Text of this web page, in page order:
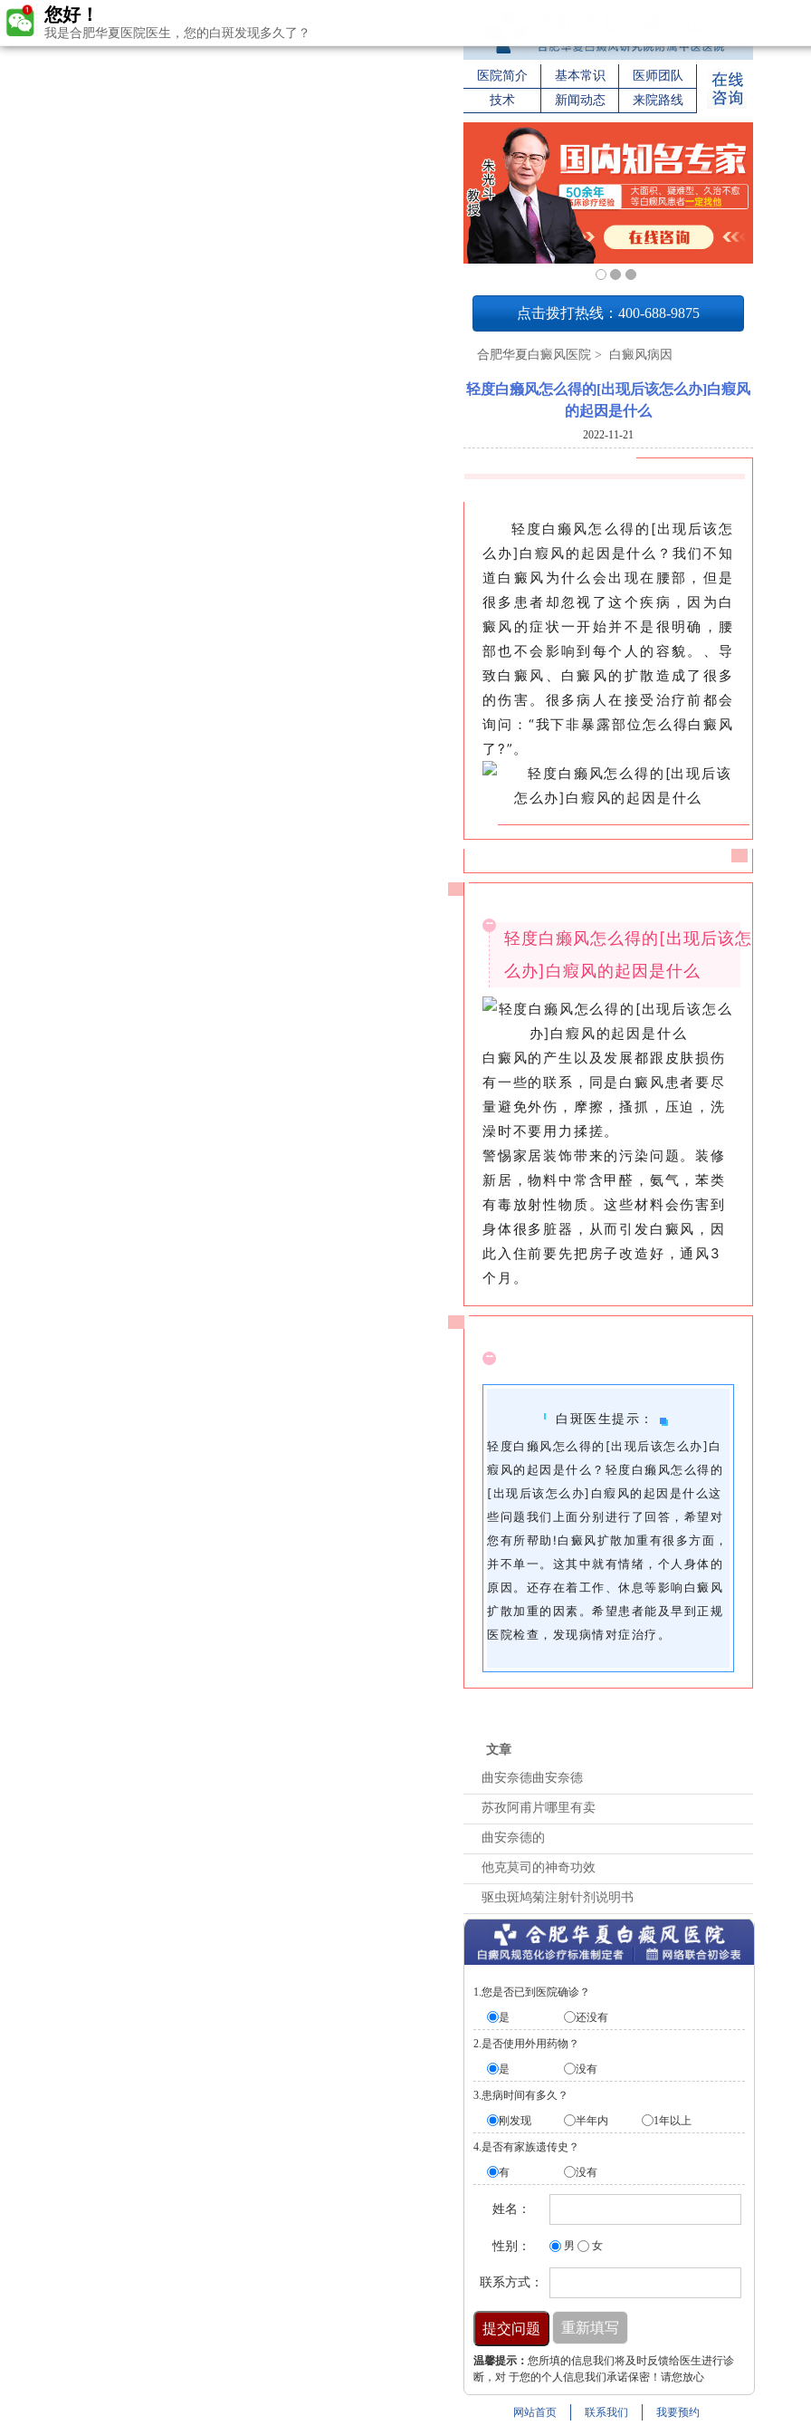
医院简介 基本常识
医师团队
技术
新闻动态 来院路线
点击拨打热线：400-688-9875
合肥华夏白癜风医院 > 白癜风病因
轻度白癞风怎么得的[出现后该怎么办]白瘕风
的起因是什么
2022-11-21
轻度白癞风怎么得的[出现后该怎
么办]白瘕风的起因是什么？我们不知
道白癜风为什么会出现在腰部，但是
很多患者却忽视了这个疾病，因为白
癜风的症状一开始并不是很明确，腰
部也不会影响到每个人的容貌。、导
致白癜风、白癜风的扩散造成了很多
的伤害。很多病人在接受治疗前都会
询问：“我下非暴露部位怎么得白癜风
了?”。
轻度白癞风怎么得的[出现后该怎
么办]白瘕风的起因是什么
白癜风的产生以及发展都跟皮肤损伤
有一些的联系，同是白癜风患者要尽
量避免外伤，摩擦，搔抓，压迫，洗
澡时不要用力揉搓。
警惕家居装饰带来的污染问题。装修
新居，物料中常含甲醛，氨气，苯类
有毒放射性物质。这些材料会伤害到
身体很多脏器，从而引发白癜风，因
此入住前要先把房子改造好，通风3
个月。
白斑医生提示：
轻度白癞风怎么得的[出现后该怎么办]白
瘕风的起因是什么？轻度白癞风怎么得的
[出现后该怎么办]白瘕风的起因是什么这
些问题我们上面分别进行了回答，希望对
您有所帮助!白癜风扩散加重有很多方面，
并不单一。这其中就有情绪，个人身体的
原因。还存在着工作、休息等影响白癜风
扩散加重的因素。希望患者能及早到正规
医院检查，发现病情对症治疗。
文章
曲安奈德曲安奈德
苏孜阿甫片哪里有卖
曲安奈德的
他克莫司的神奇功效
驱虫斑鸠菊注射针剂说明书
1.您是否已到医院确诊？
是
还没有
2.是否使用外用药物？
是
没有
3.患病时间有多久？
刚发现
半年内 1年以上
4.是否有家族遗传史？
有
没有
姓名：
性别： 男 女
联系方式：
温馨提示： 您所填的信息我们将及时反馈给医生进行诊
断，对 于您的个人信息我们承诺保密！请您放心
网站首页 联系我们 我要预约
您好！
我是合肥华夏医院医生，您的白斑发现多久了？